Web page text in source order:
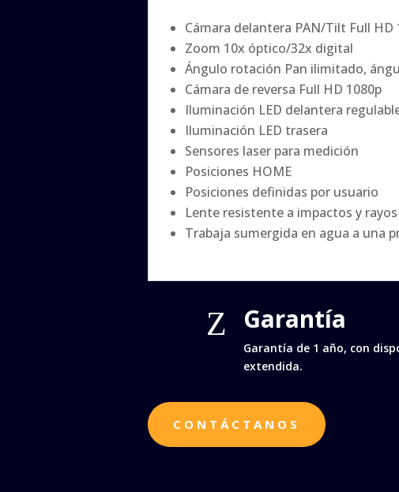
Cámara delantera PAN/Tilt Full
Zoom 10x óptico/32x digital
Ángulo rotación Pan ilimitado,
Cámara de reversa Full HD 1080p
Iluminación LED delantera
Iluminación LED trasera
Sensores laser para medición
Posiciones HOME
Posiciones definidas por usuario
Lente resistente a impactos y rayos
Trabaja sumergida en agua a una
Z Garantía
Garantía de 1 año, con
extendida.
CONTÁCTANOS